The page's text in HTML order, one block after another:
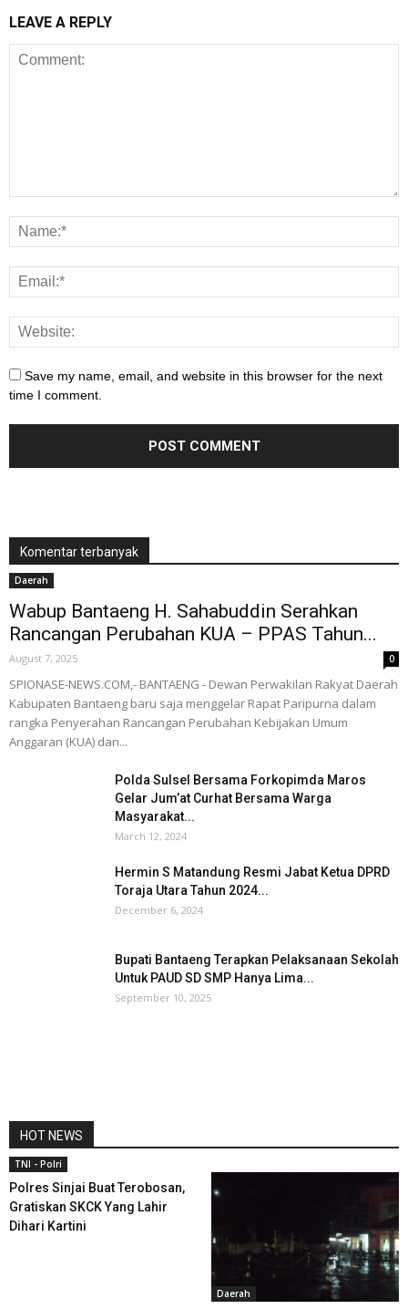
LEAVE A REPLY
Save my name, email, and website in this browser for the next
time I comment.
Komentar terbanyak
Daerah
Wabup Bantaeng H. Sahabuddin Serahkan
Rancangan Perubahan KUA – PPAS Tahun...
August 7, 2025 0
SPIONASE-NEWS.COM,- BANTAENG - Dewan Perwakilan Rakyat Daerah
Kabupaten Bantaeng baru saja menggelar Rapat Paripurna dalam
rangka Penyerahan Rancangan Perubahan Kebijakan Umum
Anggaran (KUA) dan...
Polda Sulsel Bersama Forkopimda Maros
Gelar Jum’at Curhat Bersama Warga
Masyarakat...
March 12, 2024
Hermin S Matandung Resmi Jabat Ketua DPRD
Toraja Utara Tahun 2024...
December 6, 2024
Bupati Bantaeng Terapkan Pelaksanaan Sekolah
Untuk PAUD SD SMP Hanya Lima...
September 10, 2025
HOT NEWS
TNI - Polri
Polres Sinjai Buat Terobosan,
Gratiskan SKCK Yang Lahir
Dihari Kartini
Daerah